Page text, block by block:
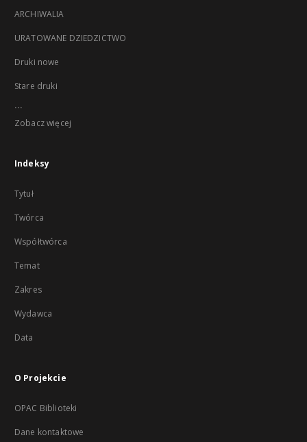
ARCHIWALIA
URATOWANE DZIEDZICTWO
Druki nowe
Stare druki
...
Zobacz więcej
Indeksy
Tytuł
Twórca
Współtwórca
Temat
Zakres
Wydawca
Data
O Projekcie
OPAC Biblioteki
Dane kontaktowe